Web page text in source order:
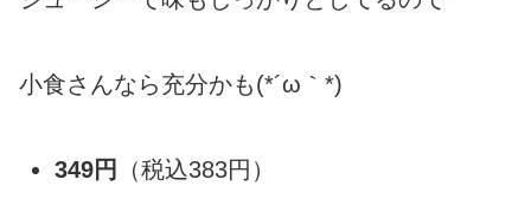
小食さんなら充分かも(*´ω｀*)
349円 （税込383円）